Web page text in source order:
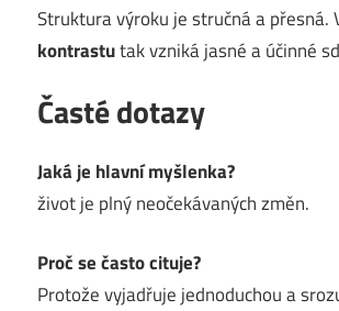
Struktura výroku je stručná a přesná.
kontrastutak vzniká jasné a účinné
Časté dotazy
Jaká je hlavní myšlenka?
život je plný neočekávaných změn.
Proč se často cituje?
Protože vyjadřuje jednoduchou a